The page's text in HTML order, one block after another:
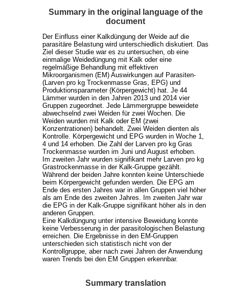
Summary in the original language of the
document
Der Einfluss einer Kalkdüngung der Weide auf die
parasitäre Belastung wird unterschiedlich diskutiert. Das
Ziel dieser Studie war es zu untersuchen, ob eine
einmalige Weidedüngung mit Kalk oder eine
regelmäßige Behandlung mit effektiven
Mikroorganismen (EM) Auswirkungen auf Parasiten-
(Larven pro kg Trockenmasse Gras, EPG) und
Produktionsparameter (Körpergewicht) hat. Je 44
Lämmer wurden in den Jahren 2013 und 2014 vier
Gruppen zugeordnet. Jede Lämmergruppe beweidete
abwechselnd zwei Weiden für zwei Wochen. Die
Weiden wurden mit Kalk oder EM (zwei
Konzentrationen) behandelt. Zwei Weiden dienten als
Kontrolle. Körpergewicht und EPG wurden in Woche 1,
4 und 14 erhoben. Die Zahl der Larven pro kg Gras
Trockenmasse wurden im Juni und August erhoben.
Im zweiten Jahr wurden signifikant mehr Larven pro kg
Grastrockenmasse in der Kalk-Gruppe gezählt.
Während der beiden Jahre konnten keine Unterschiede
beim Körpergewicht gefunden werden. Die EPG am
Ende des ersten Jahres war in allen Gruppen viel höher
als am Ende des zweiten Jahres. Im zweiten Jahr war
die EPG in der Kalk-Gruppe signifikant höher als in den
anderen Gruppen.
Eine Kalkdüngung unter intensive Beweidung konnte
keine Verbesserung in der parasitologischen Belastung
erreichen. Die Ergebnisse in den EM-Gruppen
unterschieden sich statistisch nicht von der
Kontrollgruppe, aber nach zwei Jahren der Anwendung
waren Trends bei den EM Gruppen erkennbar.
Summary translation